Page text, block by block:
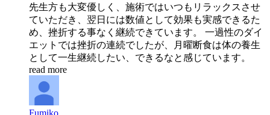
先生方も大変優しく、施術ではいつもリラックスさせ
ていただき、翌日には数値として効果も実感できるた
め、挫折する事なく継続できています。 一過性のダイ
エットでは挫折の連続でしたが、月曜断食は体の養生
として一生継続したい、できるなと感じています。
read more
Fumiko